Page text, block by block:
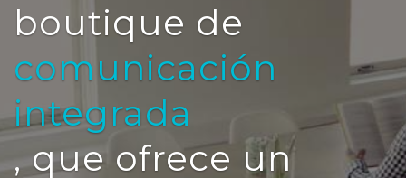
boutique de
comunicación
integrada
, que ofrece un